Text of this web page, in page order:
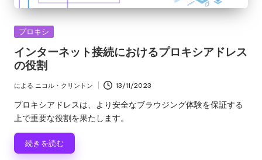
カ
ゴ
リ
ー
プロキシ
インターネット接続におけるプロキシアドレス
の役割
投
稿
者
による ニコル・クリントン 13/11/2023
プロキシアドレスは、より安全なブラウジング体験を保証する
上で重要な役割を果たします。
続きを読む